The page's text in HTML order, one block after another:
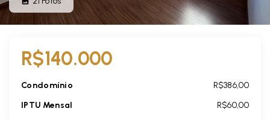
R$140.000
Condomínio
R$386,00
IPTU Mensal
R$60,00